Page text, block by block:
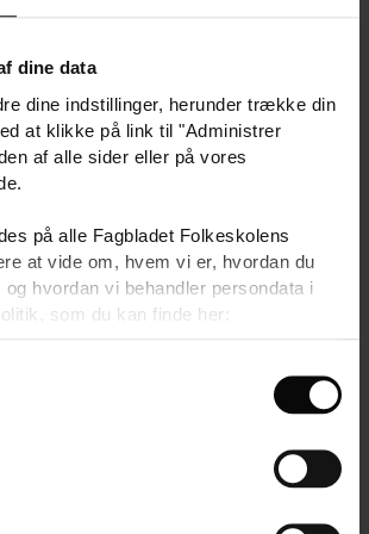
dine data
dine indstillinger, herunder trække din
at klikke på link til "Administrer
af alle sider eller på vores
på alle Fagbladet Folkeskolens
at vide om, hvem vi er, hvordan du
hvordan vi behandler persondata i
som du kan finde her:
løft i musik
VIA University College